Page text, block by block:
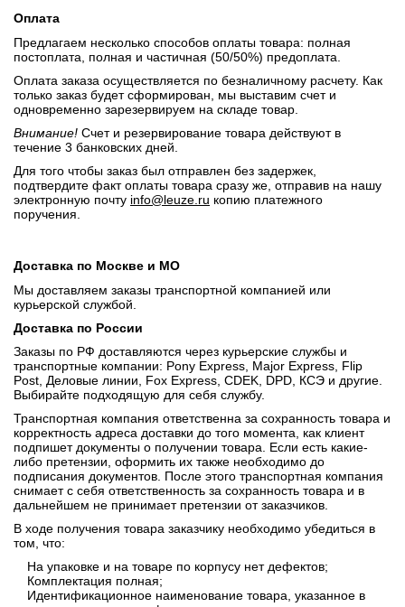
Оплата
Предлагаем несколько способов оплаты товара: полная
постоплата, полная и частичная (50/50%) предоплата.
Оплата заказа осуществляется по безналичному расчету. Как
только заказ будет сформирован, мы выставим счет и
одновременно зарезервируем на складе товар.
Внимание! Счет и резервирование товара действуют в
течение 3 банковских дней.
Для того чтобы заказ был отправлен без задержек,
подтвердите факт оплаты товара сразу же, отправив на нашу
электронную почту info@leuze.ru копию платежного
поручения.
Доставка по Москве и МО
Мы доставляем заказы транспортной компанией или
курьерской службой.
Доставка по России
Заказы по РФ доставляются через курьерские службы и
транспортные компании: Pony Express, Major Express, Flip
Post, Деловые линии, Fox Express, CDEK, DPD, КСЭ и другие.
Выбирайте подходящую для себя службу.
Транспортная компания ответственна за сохранность товара и
корректность адреса доставки до того момента, как клиент
подпишет документы о получении товара. Если есть какие-
либо претензии, оформить их также необходимо до
подписания документов. После этого транспортная компания
снимает с себя ответственность за сохранность товара и в
дальнейшем не принимает претензии от заказчиков.
В ходе получения товара заказчику необходимо убедиться в
том, что:
На упаковке и на товаре по корпусу нет дефектов;
Комплектация полная;
Идентификационное наименование товара, указанное в